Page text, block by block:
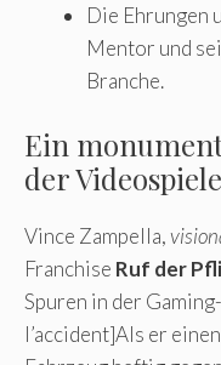
Die Ehrungen
Mentor und
Branche.
Ein
der Videospiele
Vince Zampella,
Franchise Ruf der
Spuren in der
l’accident]Als er